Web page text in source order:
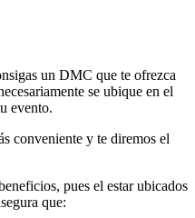
un DMC que te ofrezca
se ubique en el
evento.
conveniente y te diremos el
pues el estar ubicados
que: